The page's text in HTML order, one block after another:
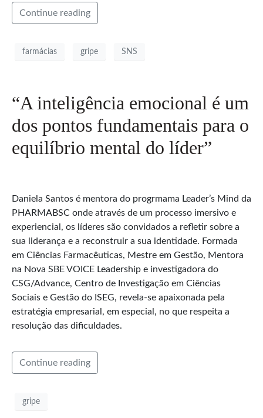
Continue reading
farmácias gripe SNS
“A inteligência emocional é um
dos pontos fundamentais para o
equilíbrio mental do líder”
Daniela Santos é mentora do progrmama Leader’s Mind da
PHARMABSC onde através de um processo imersivo e
experiencial, os líderes são convidados a refletir sobre a
sua liderança e a reconstruir a sua identidade. Formada
em Ciências Farmacêuticas, Mestre em Gestão, Mentora
na Nova SBE VOICE Leadership e investigadora do
CSG/Advance, Centro de Investigação em Ciências
Sociais e Gestão do ISEG, revela-se apaixonada pela
estratégia empresarial, em especial, no que respeita a
resolução das dificuldades.
Continue reading
gripe